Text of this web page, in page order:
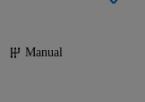
Manual